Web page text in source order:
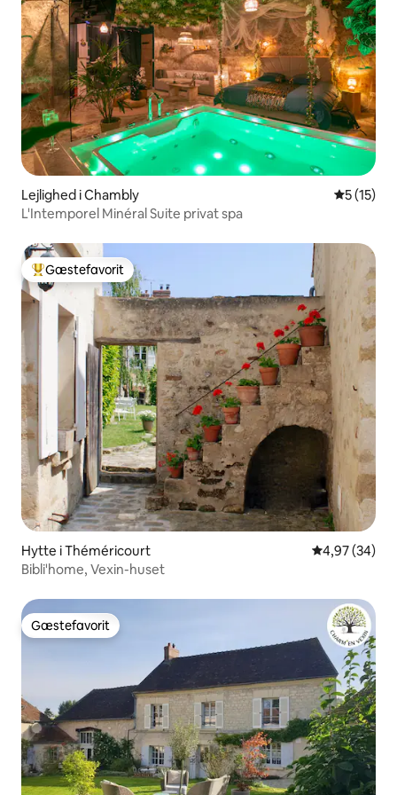
Lejlighed i Chambly 5 ud af 5
5 (15)
L'Intemporel Minéral Suite privat spa
Bedste gæstefavorit
Gæstefavorit
Hytte i Théméricourt 4,97 ud af 5 i
4,97 (34)
Bibli'home, Vexin-huset
Gæstefavorit
Gæstefavorit